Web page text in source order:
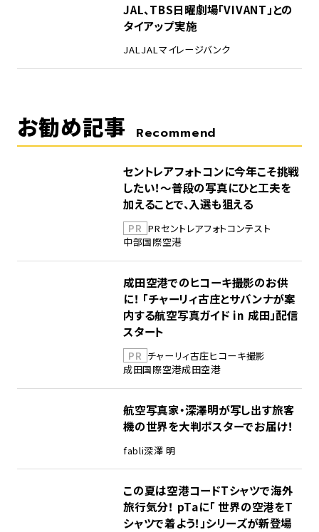
JAL、TBS日曜劇場「VIVANT」との
タイアップ実施
JALJALマイレージバンク
お勧め記事 Recommend
セントレアフォトコンに今年こそ挑戦
したい！～普段の写真にひと工夫を
加えることで、入選も狙える
PR PRセントレアフォトコンテスト
中部国際空港
成田空港でのヒコーキ撮影のお供
に！ 「チャーリィ古庄とサバンナが案
内する航空写真ガイド in 成田」配信
スタート
PR チャーリィ古庄ヒコーキ撮影
成田国際空港成田空港
航空写真家・深澤明が写し出す旅客
機の世界を大判ポスターでお届け！
fabli深澤 明
この夏は空港コードTシャツで海外
旅行気分！ pTaに「 世界の空港をT
シャツで着よう！」シリーズが新登場